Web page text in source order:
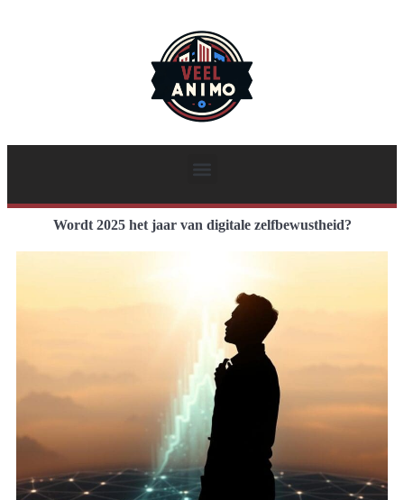
Wordt 2025 het jaar van digitale zelfbewustheid?